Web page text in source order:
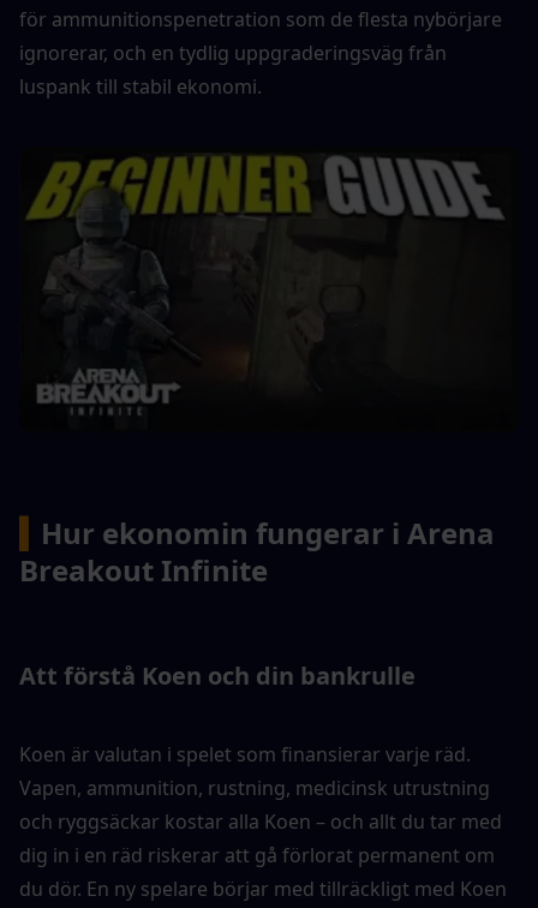
för ammunitionspenetration som de flesta nybörjare
ignorerar, och en tydlig uppgraderingsväg från
luspank till stabil ekonomi.
Hur ekonomin fungerar i Arena
Breakout Infinite
Att förstå Koen och din bankrulle
Koen är valutan i spelet som finansierar varje räd.
Vapen, ammunition, rustning, medicinsk utrustning
och ryggsäckar kostar alla Koen – och allt du tar med
dig in i en räd riskerar att gå förlorat permanent om
du dör. En ny spelare börjar med tillräckligt med Koen